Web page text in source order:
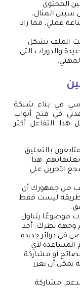
المحتوى
سبيل المثال،
عملي، مما زاد
الملف بشكل
والدورات التي
في بناء شبكة
في فتح أبواب
هذا التفاعل أكثر
بالتعليق
هذا
الآخرين على
من جمهورك أن
ليست فقط
موضوعًا يتناول
وجهة نظرك. أجد
في دوائر جديدة.
المساعدة لأي
أو مشاركة
يمكن أن يعزز
مشاركة